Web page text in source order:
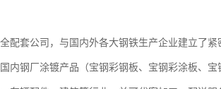
配套公司，与国内外各大钢铁生产企业建立了紧
内钢厂涂镀产品（宝钢彩钢板、宝钢彩涂板、宝